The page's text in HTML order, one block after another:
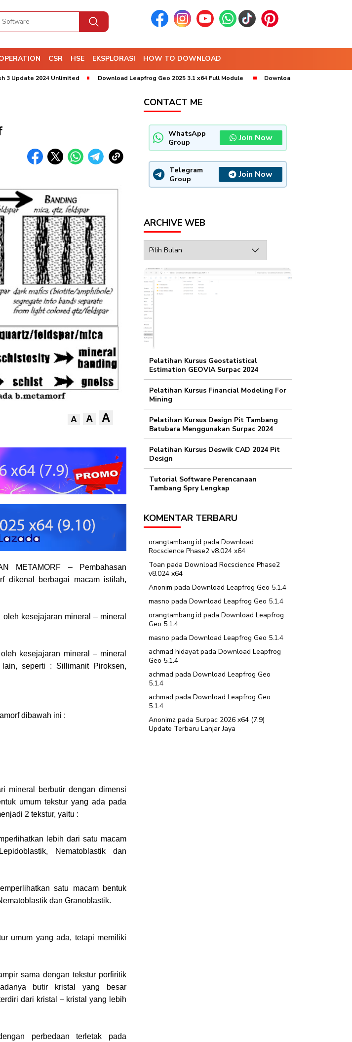
CSR HSE EKSPLORASI HOW TO DOWNLOAD
2024 Unlimited Download Leapfrog Geo 2025 3.1 x64 Full Module Download MineSched 2025 x64 (9.10)
A A A
METAMORF – Pembahasan
dikenal berbagai macam istilah,
kesejajaran mineral – mineral
kesejajaran mineral – mineral
seperti : Sillimanit Piroksen,
dibawah ini :
mineral berbutir dengan dimensi
umum tekstur yang ada pada
2 tekstur, yaitu :
lebih dari satu macam
Nematoblastik dan
satu macam bentuk
dan Granoblastik.
umum yang ada, tetapi memiliki
sama dengan tekstur porfiritik
butir kristal yang besar
dari kristal – kristal yang lebih
perbedaan terletak pada
CONTACT ME
WhatsApp
Group
Join Now
Telegram
Group
Join Now
ARCHIVE WEB
Web
Pelatihan Kursus Geostatistical
Estimation GEOVIA Surpac 2024
Pelatihan Kursus Financial Modeling For
Mining
Pelatihan Kursus Design Pit Tambang
Batubara Menggunakan Surpac 2024
Pelatihan Kursus Deswik CAD 2024 Pit
Design
Tutorial Software Perencanaan
Tambang Spry Lengkap
KOMENTAR TERBARU
orangtambang.id pada Download
Rocscience Phase2 v8.024 x64
Toan pada Download Rocscience Phase2
v8.024 x64
Anonim pada Download Leapfrog Geo 5.1.4
masno pada Download Leapfrog Geo 5.1.4
orangtambang.id pada Download Leapfrog
Geo 5.1.4
masno pada Download Leapfrog Geo 5.1.4
achmad hidayatpada Download Leapfrog
Geo 5.1.4
achmad pada Download Leapfrog Geo
5.1.4
achmad pada Download Leapfrog Geo
5.1.4
Anonimz pada Surpac 2026 x64 (7.9)
Update Terbaru Lanjar Jaya